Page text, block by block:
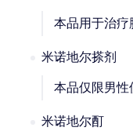
本品用于治疗
米诺地尔搽剂
本品仅限男性
米诺地尔酊